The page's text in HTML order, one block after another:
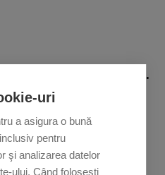
datoriei tale 24/7.
în orice moment al
financiară.
uri
a asigura o bună
pentru
şi analizarea datelor
ului. Când foloseşti